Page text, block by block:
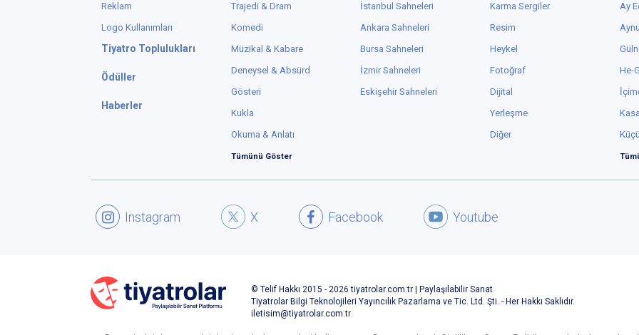
Reklam
Logo Kullanımları
Tiyatro Toplulukları
Ödüller
Haberler
Trajedi & Dram
Komedi
Müzikal & Kabare
Deneysel & Absürd
Gösteri
Kukla
Okuma & Anlatı
Tümünü Göster
İstanbul Sahneleri
Ankara Sahneleri
Bursa Sahneleri
İzmir Sahneleri
Eskişehir Sahneleri
Karma Sergiler
Resim
Heykel
Fotoğraf
Dijital
Yerleşme
Diğer
Ay
He-
Youtube
Facebook
X
Instagram
© Telif Hakkı 2015 - 2026 tiyatrolar.com.tr | Paylaşılabilir Sanat
Tiyatrolar Bilgi Teknolojileri Yayıncılık Pazarlama ve Tic. Ltd. Şti. - Her Hakkı Saklıdır.
iletisim@tiyatrolar.com.tr